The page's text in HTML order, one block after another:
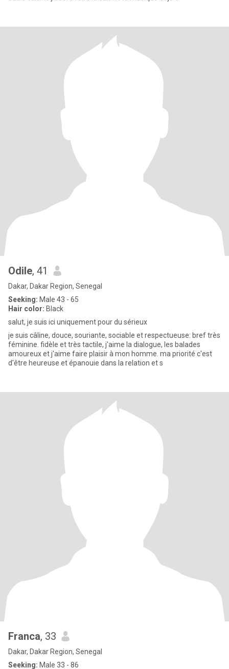
Odile, 41
Dakar, Dakar Region, Senegal
Seeking: Male 43 - 65
Hair color: Black
salut, je suis ici uniquement pour du sérieux
je suis câline, douce, souriante, sociable et respectueuse: bref très
féminine. fidèle et très tactile, j'aime la dialogue, les balades
amoureux et j'aime faire plaisir à mon homme. ma priorité c'est
d'être heureuse et épanouie dans la relation et s
Franca, 33
Dakar, Dakar Region, Senegal
Seeking: Male 33 - 86